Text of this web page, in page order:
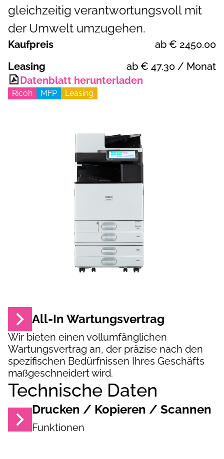
gleichzeitig verantwortungsvoll mit
der Umwelt umzugehen.
Kaufpreis ab € 2450.00
Leasing
ab € 47.30 / Monat
Datenblatt herunterladen
Ricoh MFP Leasing
All-In Wartungsvertrag
Wir bieten einen vollumfänglichen
Wartungsvertrag an, der präzise nach den
spezifischen Bedürfnissen Ihres Geschäfts
maßgeschneidert wird.
Technische Daten
Drucken / Kopieren / Scannen
Funktionen